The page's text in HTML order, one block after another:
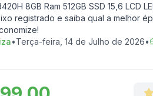
8GB Ram 512GB SSD 15,6 LCD
registrado e saiba qual a melhor
•Terça-feira, 14 de Julho de 2026•